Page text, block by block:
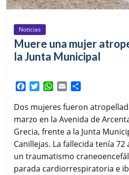
Noticias
Muere una mujer
la Junta Municipal
c
e
b
o
o
k
i
t
t
e
r
W
a
t
s
A
p
p
a
i
l
m
p
a
r
t
i
r
Dos mujeres fueron
marzo en la Avenida de
Grecia, frente a la Junta
Canillejas. La fallecida tenía
un traumatismo
parada cardiorrespiratoria e